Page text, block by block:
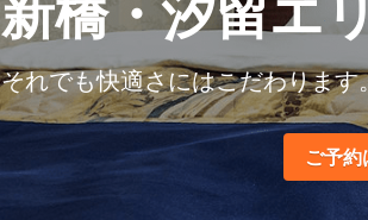
新橋・汐留エ
それでも快適さにはこだわります
ご予